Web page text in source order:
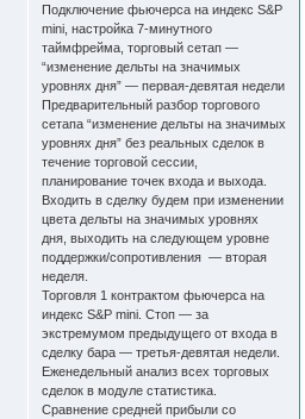
Подключение фьючерса на индекс S&P
mini, настройка 7-минутного
таймфрейма, торговый сетап —
“изменение дельты на значимых
уровнях дня” — первая-девятая недели
Предварительный разбор торгового
сетапа “изменение дельты на значимых
уровнях дня” без реальных сделок в
течение торговой сессии,
планирование точек входа и выхода.
Входить в сделку будем при изменении
цвета дельты на значимых уровнях
дня, выходить на следующем уровне
поддержки/сопротивления — вторая
неделя.
Торговля 1 контрактом фьючерса на
индекс S&P mini. Стоп — за
экстремумом предыдущего от входа в
сделку бара — третья-девятая недели.
Еженедельный анализ всех торговых
сделок в модуле статистика.
Сравнение средней прибыли со